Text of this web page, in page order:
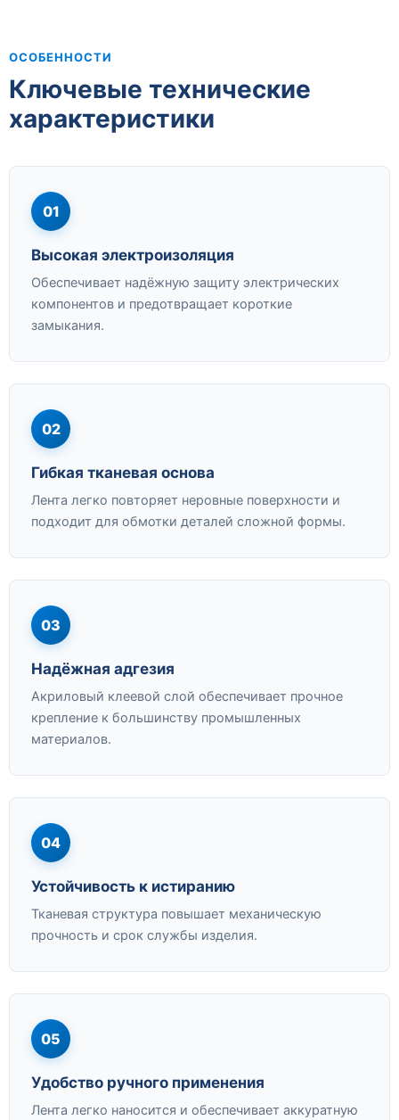
ОСОБЕННОСТИ
Ключевые технические
характеристики
01
Высокая электроизоляция
Обеспечивает надёжную защиту электрических
компонентов и предотвращает короткие
замыкания.
02
Гибкая тканевая основа
Лента легко повторяет неровные поверхности и
подходит для обмотки деталей сложной формы.
03
Надёжная адгезия
Акриловый клеевой слой обеспечивает прочное
крепление к большинству промышленных
материалов.
04
Устойчивость к истиранию
Тканевая структура повышает механическую
прочность и срок службы изделия.
05
Удобство ручного применения
Лента легко наносится и обеспечивает аккуратную